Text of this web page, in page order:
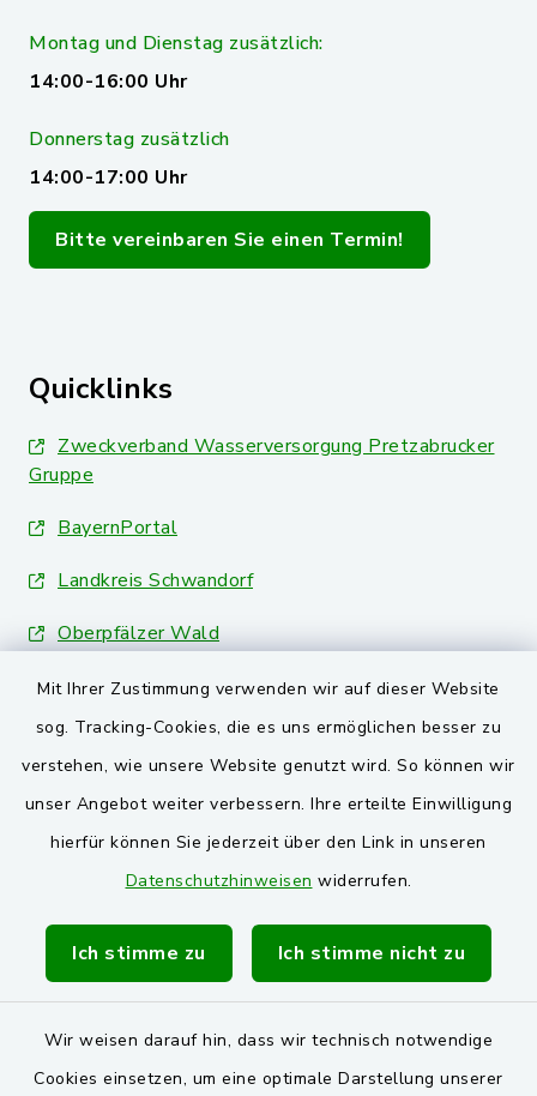
Mit Ihrer Zustimmung verwenden wir auf dieser Website
sog. Tracking-Cookies, die es uns ermöglichen besser zu
verstehen, wie unsere Website genutzt wird. So können wir
unser Angebot weiter verbessern. Ihre erteilte Einwilligung
hierfür können Sie jederzeit über den Link in unseren
Datenschutzhinweisen widerrufen.
Ich stimme zu Ich stimme nicht zu
Wir weisen darauf hin, dass wir technisch notwendige
Cookies einsetzen, um eine optimale Darstellung unserer
Montag und Dienstag zusätzlich:
14:00-16:00 Uhr
Donnerstag zusätzlich
14:00-17:00 Uhr
Bitte vereinbaren Sie einen Termin!
Quicklinks
Zweckverband Wasserversorgung Pretzabrucker
Gruppe
BayernPortal
Landkreis Schwandorf
Oberpfälzer Wald
VG und Gemeinden
Markt Schwarzenfeld
Gemeinde Stulln